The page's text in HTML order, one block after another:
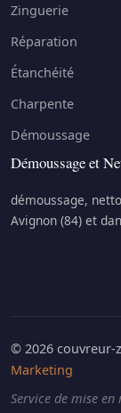
Zinguerie
Réparation
Étanchéité
Charpente
Démoussage
Démoussage et
démoussage,
Avignon (84) et
© 2026 couvreur-
Marketing
Service de mise